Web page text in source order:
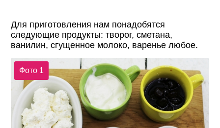
Для приготовления нам понадобятся
следующие продукты: творог, сметана,
ванилин, сгущенное молоко, варенье любое.
Фото 1